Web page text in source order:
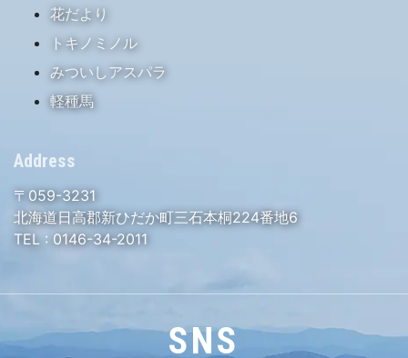
花だより
トキノミノル
みついしアスパラ
軽種馬
Address
〒059-3231
北海道日高郡新ひだか町三石本桐224番地6
TEL : 0146-34-2011
SNS